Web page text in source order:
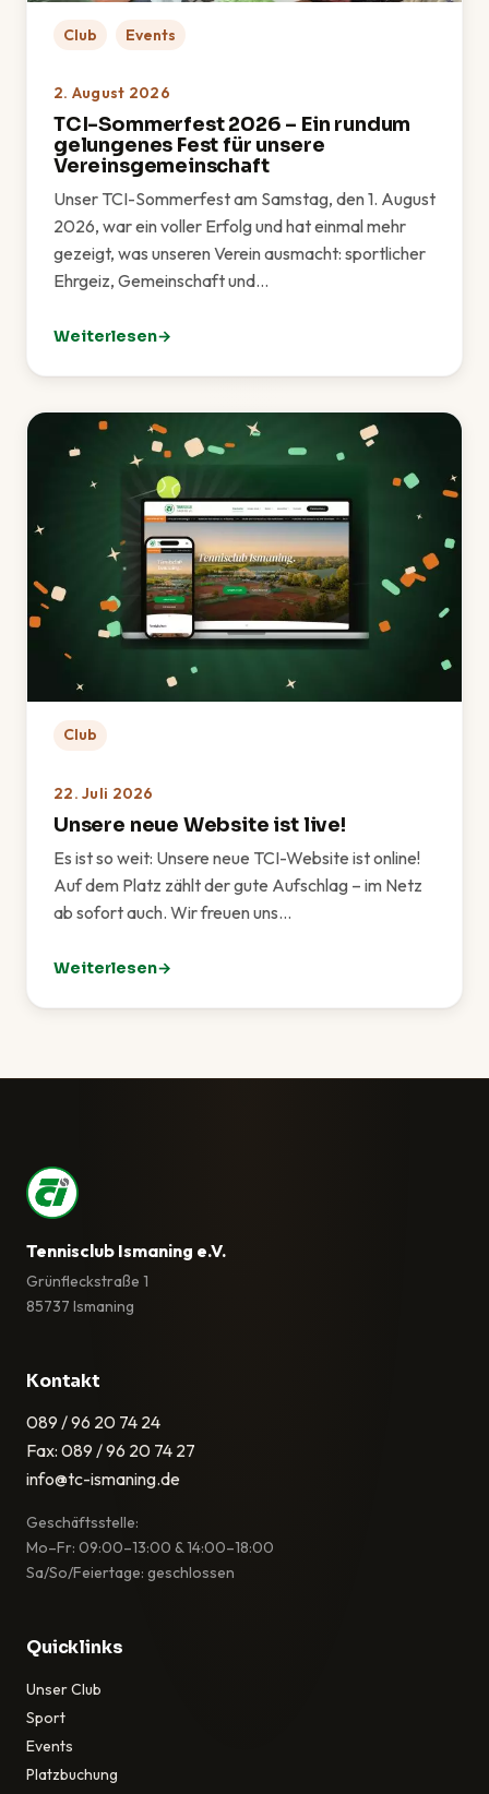
Club Events
2. August 2026
TCI-Sommerfest 2026 – Ein rundum
gelungenes Fest für unsere
Vereinsgemeinschaft
Unser TCI-Sommerfest am Samstag, den 1. August
2026, war ein voller Erfolg und hat einmal mehr
gezeigt, was unseren Verein ausmacht: sportlicher
Ehrgeiz, Gemeinschaft und…
Weiterlesen
: TCI-Sommerfest 2026 – Ein rundum gelungenes
Club
22. Juli 2026
Unsere neue Website ist live!
Es ist so weit: Unsere neue TCI-Website ist online!
Auf dem Platz zählt der gute Aufschlag – im Netz
ab sofort auch. Wir freuen uns…
Weiterlesen
: Unsere neue Website ist live!
Tennisclub Ismaning e.V.
Grünfleckstraße 1
85737 Ismaning
Kontakt
089 / 96 20 74 24
Fax: 089 / 96 20 74 27
info@tc-ismaning.de
Geschäftsstelle:
Mo–Fr: 09:00–13:00 & 14:00–18:00
Sa/So/Feiertage: geschlossen
Quicklinks
Unser Club
Sport
Events
Platzbuchung